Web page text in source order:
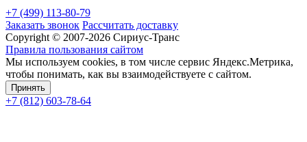
+7 (499) 113-80-79
Заказать звонок Рассчитать доставку
Copyright © 2007-2026 Сириус-Транс
Правила пользования сайтом
Мы используем cookies, в том числе сервис Яндекс.Метрика,
чтобы понимать, как вы взаимодействуете с сайтом.
Принять
+7 (812) 603-78-64